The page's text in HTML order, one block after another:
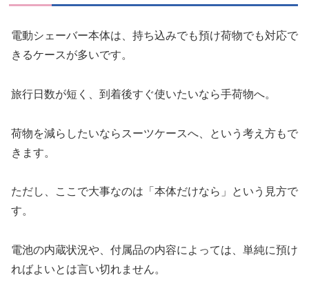
電動シェーバー本体は、持ち込みでも預け荷物でも対応で
きるケースが多いです。
旅行日数が短く、到着後すぐ使いたいなら手荷物へ。
荷物を減らしたいならスーツケースへ、という考え方もで
きます。
ただし、ここで大事なのは「本体だけなら」という見方で
す。
電池の内蔵状況や、付属品の内容によっては、単純に預け
ればよいとは言い切れません。